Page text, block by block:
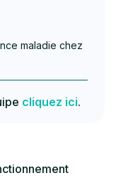
maladie chez
cliquez ici.